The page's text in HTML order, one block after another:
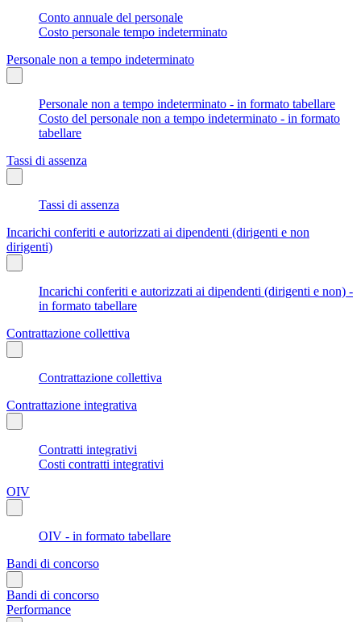
Conto annuale del personale
Costo personale tempo indeterminato
Personale non a tempo indeterminato
Personale non a tempo indeterminato - in formato tabellare
Costo del personale non a tempo indeterminato - in formato
tabellare
Tassi di assenza
Tassi di assenza
Incarichi conferiti e autorizzati ai dipendenti (dirigenti e non
dirigenti)
Incarichi conferiti e autorizzati ai dipendenti (dirigenti e non) -
in formato tabellare
Contrattazione collettiva
Contrattazione collettiva
Contrattazione integrativa
Contratti integrativi
Costi contratti integrativi
OIV
OIV - in formato tabellare
Bandi di concorso
Bandi di concorso
Performance